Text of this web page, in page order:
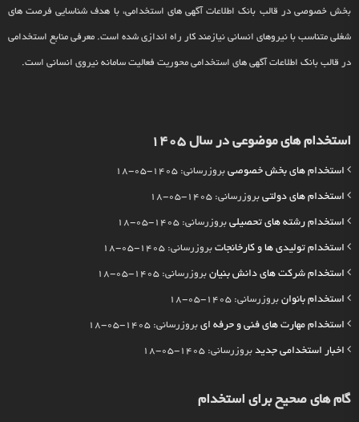
بخش خصوصی در قالب بانک اطلاعات آگهی های استخدامی، با هدف شناسایی فرصت های
شغلی متناسب با نیروهای انسانی نیازمند کار راه اندازی شده است. معرفی منابع استخدامی
در قالب بانک اطلاعات آگهی های استخدامی محوریت فعالیت سامانه نیروی انسانی است.
استخدام های موضوعی در سال 1405
استخدام های بخش خصوصی بروزرسانی: 1405-05-18
استخدام های دولتی بروزرسانی: 1405-05-18
استخدام رشته های تحصیلی بروزرسانی: 1405-05-18
استخدام تولیدی ها و کارخانجات بروزرسانی: 1405-05-18
استخدام شرکت های دانش بنیان بروزرسانی: 1405-05-18
استخدام بانوان بروزرسانی: 1405-05-18
استخدام مهارت های فنی و حرفه ای بروزرسانی: 1405-05-18
اخبار استخدامی جدید بروزرسانی: 1405-05-18
گام های صحیح برای استخدام